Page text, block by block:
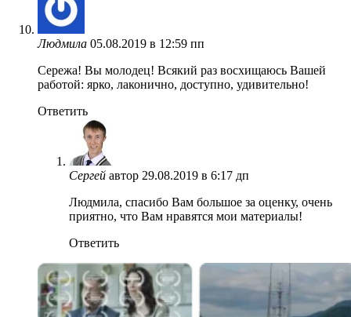
Людмила 05.08.2019 в 12:59 пп
Сережа! Вы молодец! Всякий раз восхищаюсь Вашей
работой: ярко, лаконично, доступно, удивительно!
Ответить
Сергей автор 29.08.2019 в 6:17 дп
Людмила, спасибо Вам большое за оценку, очень
приятно, что Вам нравятся мои материалы!
Ответить